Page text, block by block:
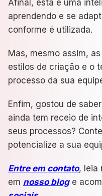
Afinal, esta é uma
aprendendo e se
conforme é utilizada.
Mas, mesmo assim,
estilos de criação e o
processo da sua
Enfim, gostou de
ainda tem receio de
seus processos?
potencialize a sua
Entre em contato, leia
em nosso blog e